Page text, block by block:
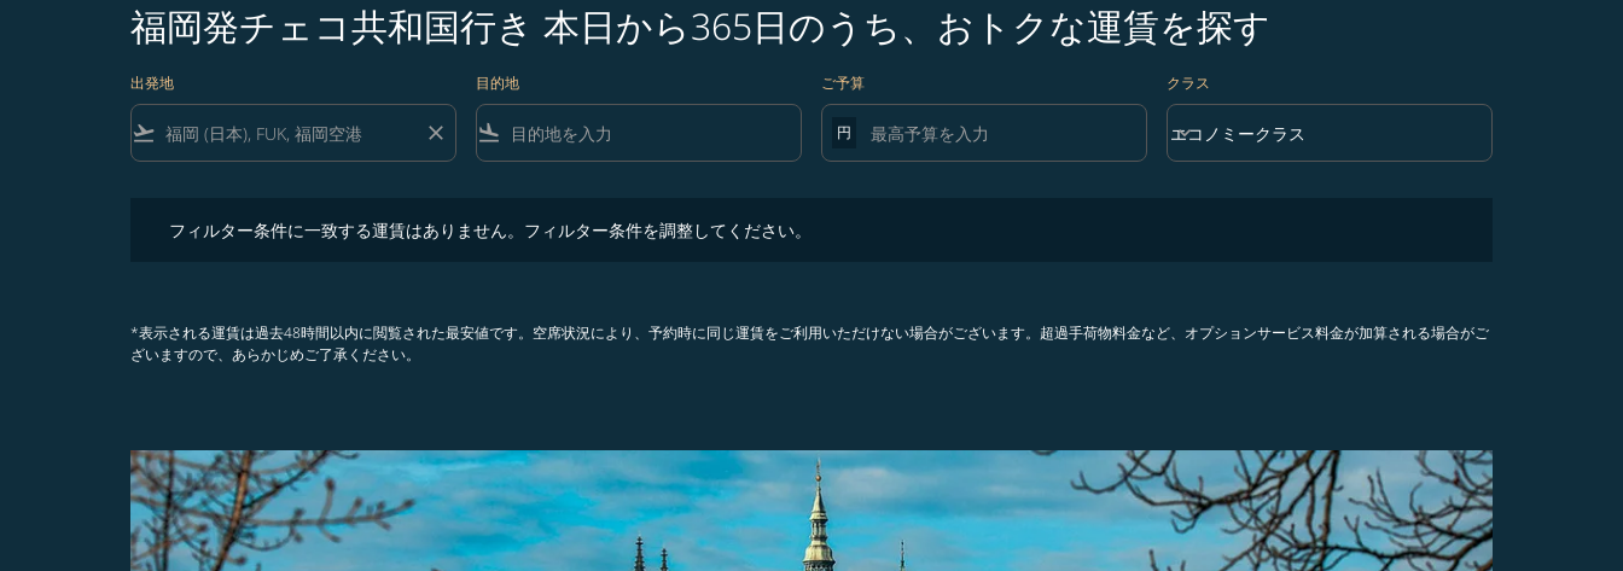
福岡発チェコ共和国行き 本日から365日のうち、おトクな運賃を探す
出発地
flight_takeoff close
目的地
flight_land
ご予算
円
クラス
クラス option エコノミークラス Selected
エコノミークラス
keyboard_arrow_down
フィルター条件に一致する運賃はありません。フィルター条件を調整してください。
*表示される運賃は過去48時間以内に閲覧された最安値です。空席状況により、予約時に同じ運賃をご利用いただけない場合がございます。超過手荷物料金など、オプションサービス料金が加算される場合がご
ざいますので、あらかじめご了承ください。